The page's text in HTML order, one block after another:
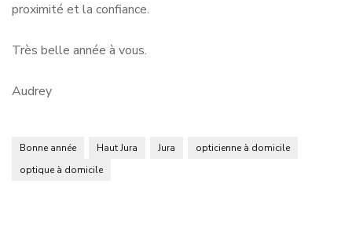
proximité et la confiance.
Très belle année à vous.
Audrey
Bonne année Haut Jura Jura
opticienne à domicile
optique à domicile